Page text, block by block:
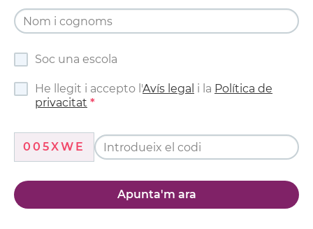
Soc una escola
He llegit i accepto l'Avís legal i la Política de
privacitat
005XWE
Apunta'm ara